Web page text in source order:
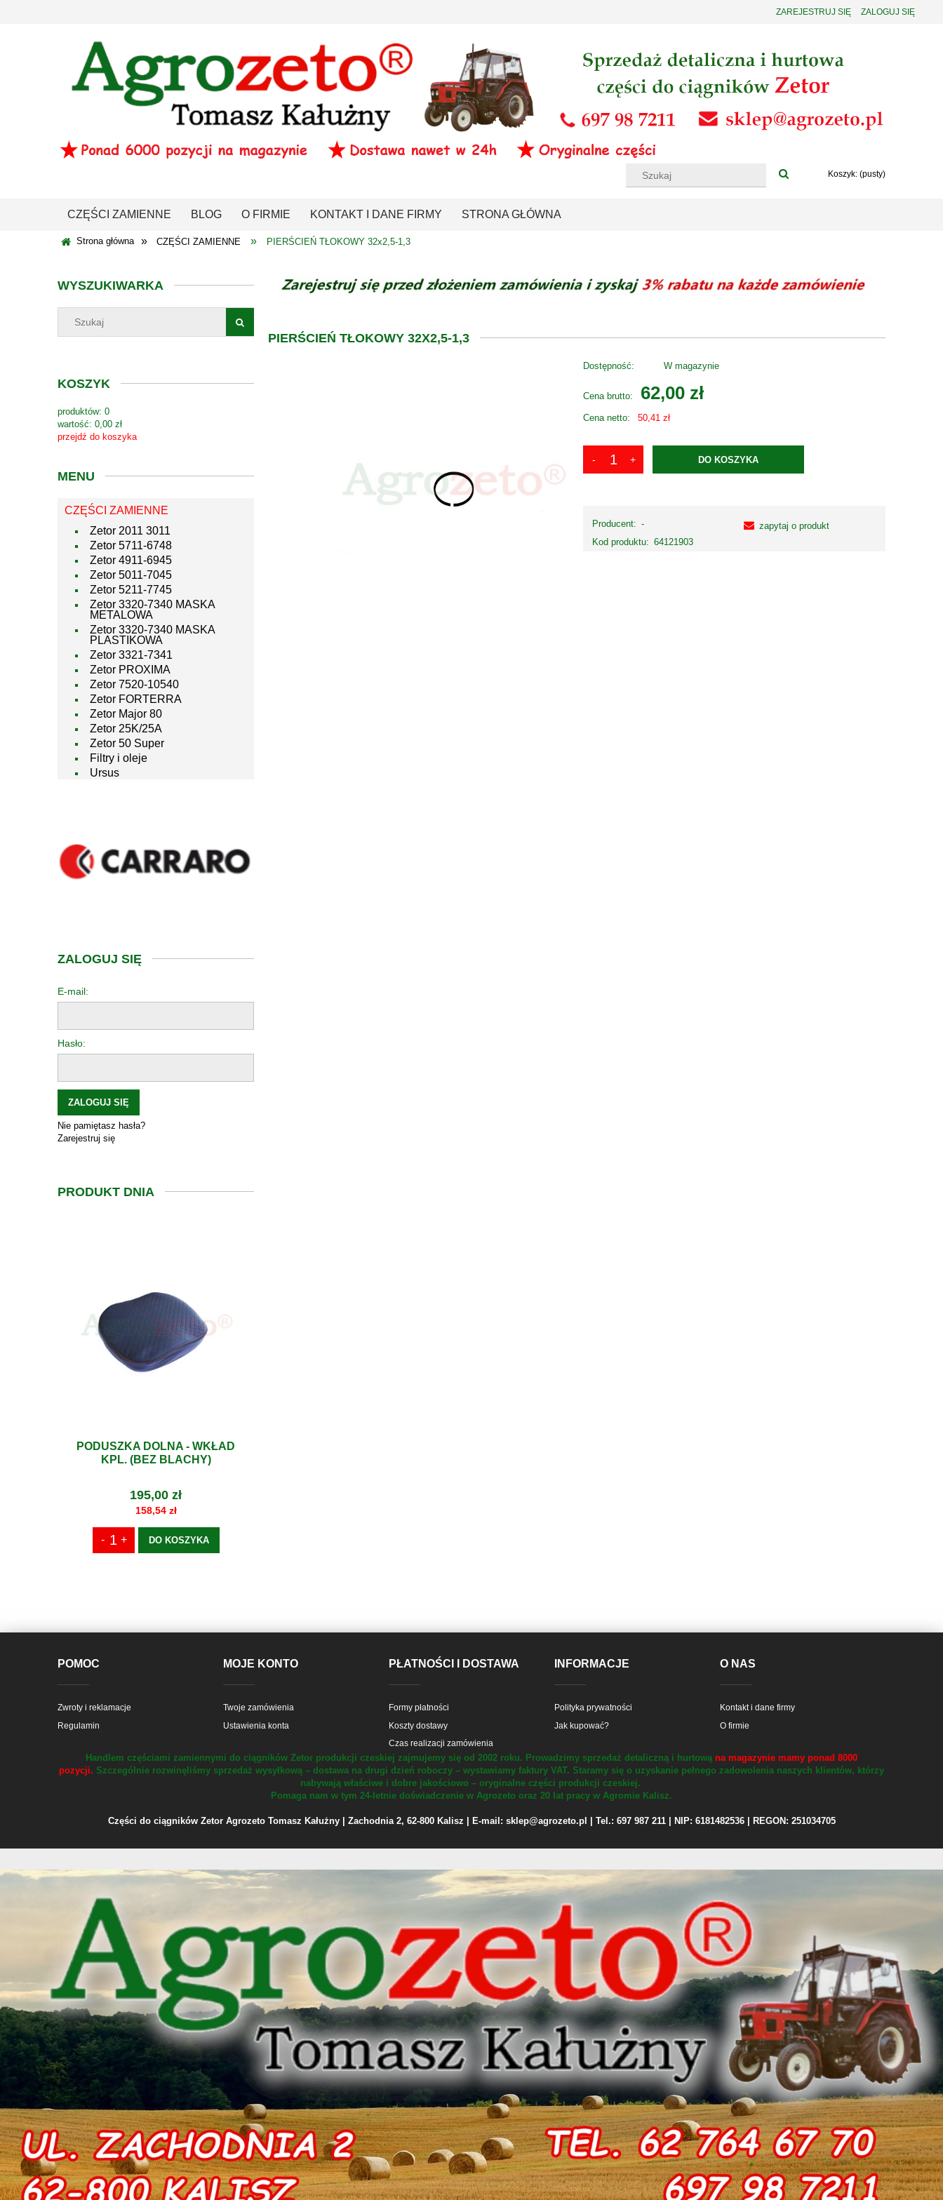
ZAREJESTRUJ SIĘ ZALOGUJ SIĘ
Koszyk: (pusty)
CZĘŚCI ZAMIENNE BLOG O FIRMIE KONTAKT I DANE FIRMY STRONA GŁÓWNA
Strona główna » CZĘŚCI ZAMIENNE » PIERŚCIEŃ TŁOKOWY 32x2,5-1,3
WYSZUKIWARKA
KOSZYK
produktów: 0
wartość: 0,00 zł
przejdź do koszyka
MENU
CZĘŚCI ZAMIENNE
Zetor 2011 3011
Zetor 5711-6748
Zetor 4911-6945
Zetor 5011-7045
Zetor 5211-7745
Zetor 3320-7340 MASKA
METALOWA
Zetor 3320-7340 MASKA
PLASTIKOWA
Zetor 3321-7341
Zetor PROXIMA
Zetor 7520-10540
Zetor FORTERRA
Zetor Major 80
Zetor 25K/25A
Zetor 50 Super
Filtry i oleje
Ursus
ZALOGUJ SIĘ
E-mail:
Hasło:
ZALOGUJ SIĘ
Nie pamiętasz hasła?
Zarejestruj się
PRODUKT DNIA
PODUSZKA DOLNA - WKŁAD
KPL. (BEZ BLACHY)
195,00 zł
158,54 zł
DO KOSZYKA
PIERŚCIEŃ TŁOKOWY 32X2,5-1,3
Dostępność: W magazynie
Cena brutto: 62,00 zł
Cena netto: 50,41 zł
DO KOSZYKA
Producent: -
Kod produktu: 64121903
zapytaj o produkt
POMOC
Zwroty i reklamacje
Regulamin
MOJE KONTO
Twoje zamówienia
Ustawienia konta
PŁATNOŚCI I DOSTAWA
Formy płatności
Koszty dostawy
Czas realizacji zamówienia
INFORMACJE
Polityka prywatności
Jak kupować?
O NAS
Kontakt i dane firmy
O firmie
Handlem częściami zamiennymi do ciągników Zetor produkcji czeskiej zajmujemy się od 2002 roku. Prowadzimy sprzedaż detaliczną i hurtową na magazynie mamy ponad 8000
pozycji. Szczególnie rozwinęliśmy sprzedaż wysyłkową – dostawa na drugi dzień roboczy – wystawiamy faktury VAT. Staramy się o uzyskanie pełnego zadowolenia naszych klientów, którzy
nabywają właściwe i dobre jakościowo – oryginalne części produkcji czeskiej.
Pomaga nam w tym 24-letnie doświadczenie w Agrozeto oraz 20 lat pracy w Agromie Kalisz.
Części do ciągników Zetor Agrozeto Tomasz Kałużny | Zachodnia 2, 62-800 Kalisz | E-mail: sklep@agrozeto.pl | Tel.: 697 987 211 | NIP: 6181482536 | REGON: 251034705